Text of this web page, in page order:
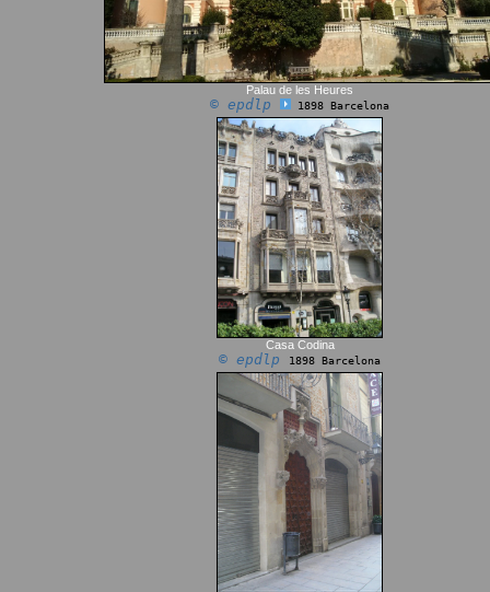
Palau de les Heures
© epdlp 1898 Barcelona
Casa Codina
© epdlp 1898 Barcelona